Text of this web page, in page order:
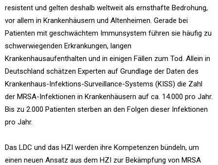
resistent und gelten deshalb weltweit als ernsthafte Bedrohung,
vor allem in Krankenhäusern und Altenheimen. Gerade bei
Patienten mit geschwächtem Immunsystem führen sie häufig zu
schwerwiegenden Erkrankungen, langen
Krankenhausaufenthalten und in einigen Fällen zum Tod. Allein in
Deutschland schätzen Experten auf Grundlage der Daten des
Krankenhaus-Infektions-Surveillance-Systems (KISS) die Zahl
der MRSA-Infektionen in Krankenhäusern auf ca. 14.000 pro Jahr.
Bis zu 2.000 Patienten sterben an den Folgen dieser Infektionen
pro Jahr.
Das LDC und das HZI werden ihre Kompetenzen bündeln, um
einen neuen Ansatz aus dem HZI zur Bekämpfung von MRSA